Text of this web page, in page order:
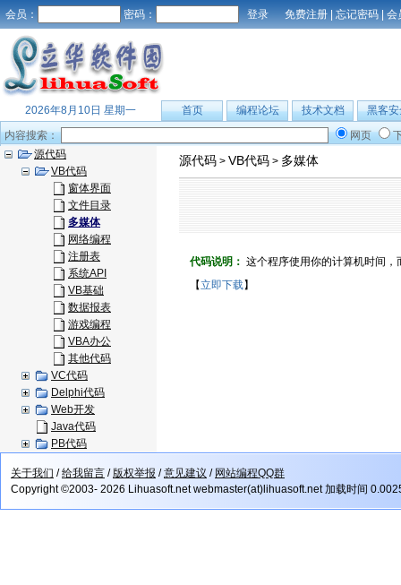
会员： 密码： 免费注册 | 忘记密码 | 会
2026年8月10日 星期一 首页 编程论坛 技术文档
黑客安
内容搜索：
网页
源代码
VB代码
窗体界面
文件目录
多媒体
网络编程
注册表
系统API
VB基础
数据报表
游戏编程
VBA办公
其他代码
VC代码
Delphi代码
Web开发
Java代码
PB代码
源代码 > VB代码 > 多媒体
代码说明： 这个程序使用你的计算机时间
【立即下载】
关于我们 /给我留言 /版权举报 /意见建议 / 网站编程QQ群
Copyright ©2003- 2026 Lihuasoft.net webmaster(at)lihuasoft.net 加载时间